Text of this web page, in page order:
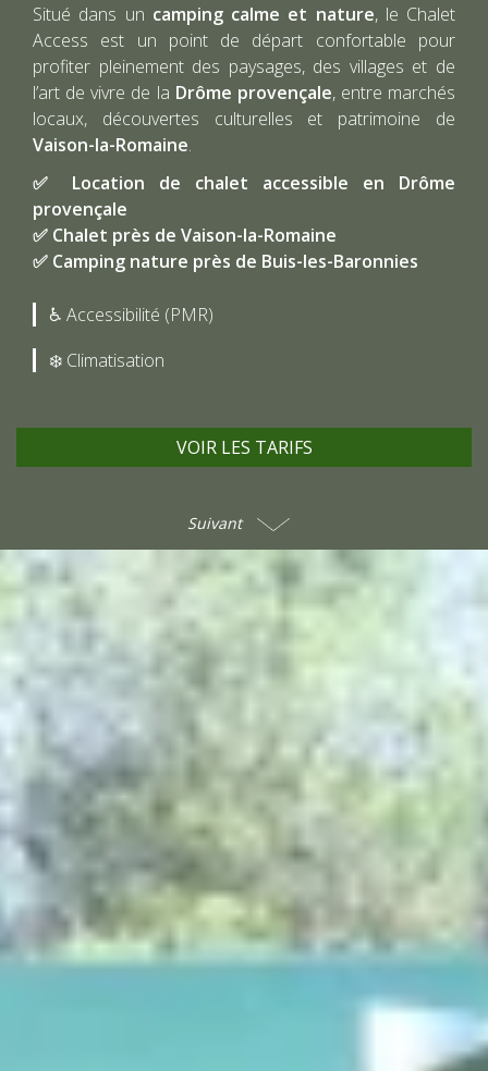
Situé dans un camping calme et nature, le Chalet
Access est un point de départ confortable pour
profiter pleinement des paysages, des villages et de
l’art de vivre de la Drôme provençale, entre marchés
locaux, découvertes culturelles et patrimoine de
Vaison-la-Romaine.
✅ Location de chalet accessible en Drôme
provençale
✅ Chalet près de Vaison-la-Romaine
✅ Camping nature près de Buis-les-Baronnies
♿ Accessibilité (PMR)
❄️ Climatisation
VOIR LES TARIFS
Suivant